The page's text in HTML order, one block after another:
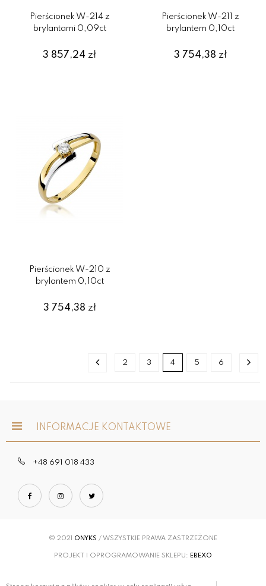
Pierścionek W-214 z
brylantami 0,09ct
3 857,24zł
Pierścionek W-211 z
brylantem 0,10ct
3 754,38zł
Pierścionek W-210 z
brylantem 0,10ct
3 754,38 zł
2 3 4 5 6
INFORMACJE KONTAKTOWE
+48 691 018 433
© 2021 ONYKS / WSZYSTKIE PRAWA ZASTRZEŻONE
PROJEKT I OPROGRAMOWANIE SKLEPU: EBEXO